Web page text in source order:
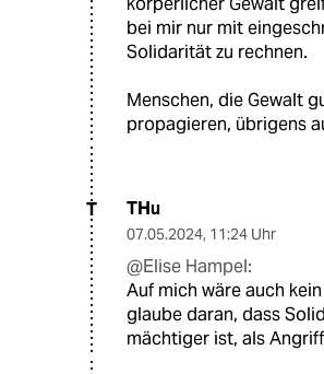
bei mir nur mit
Solidarität zu rechnen.
Menschen, die Gewalt
propagieren, übrigens
T THu
07.05.2024, 11:24 Uhr
@Elise Hampel:
Auf mich wäre auch
glaube daran, dass
mächtiger ist, als